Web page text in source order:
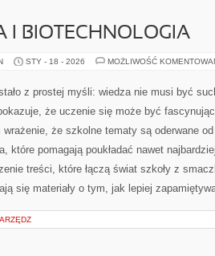
I BIOTECHNOLOGIA
STY - 18 - 2026 MOŻLIWOŚĆ
z prostej myśli: wiedza nie musi być
że uczenie się może być
wrażenie, że szkolne tematy są oderwane
które pomagają poukładać nawet
treści, które łączą świat szkoły z
się materiały o tym, jak lepiej